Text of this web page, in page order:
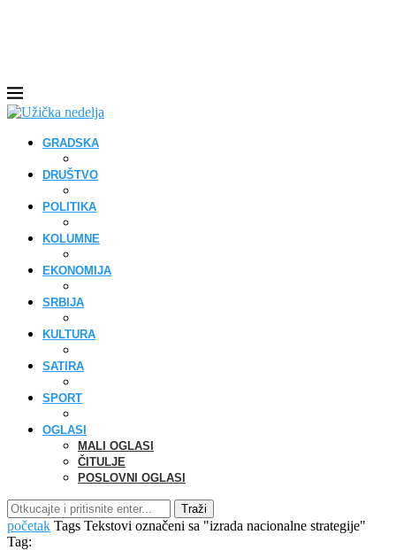
GRADSKA
DRUŠTVO
POLITIKA
KOLUMNE
EKONOMIJA
SRBIJA
KULTURA
SATIRA
SPORT
OGLASI
MALI OGLASI
ČITULJE
POSLOVNI OGLASI
Traži
početak Tags Tekstovi označeni sa "izrada nacionalne strategije"
Tag: